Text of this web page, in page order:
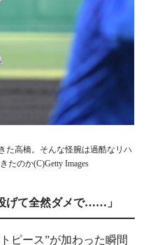
た高橋。そんな怪腕は過酷なリハ
たのか(C)Getty Images
げて全然ダメで……」
ピース”が加わった瞬間